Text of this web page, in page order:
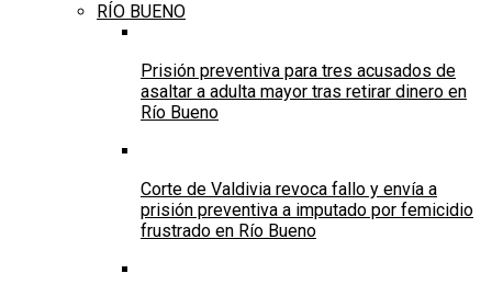
RÍO BUENO
Prisión preventiva para tres acusados de
asaltar a adulta mayor tras retirar dinero en
Río Bueno
Corte de Valdivia revoca fallo y envía a
prisión preventiva a imputado por femicidio
frustrado en Río Bueno